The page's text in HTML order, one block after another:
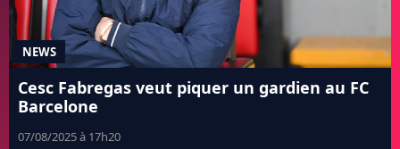
NEWS
Cesc Fabregas veut piquer un gardien au FC
Barcelone
07/08/2025 à 17h20